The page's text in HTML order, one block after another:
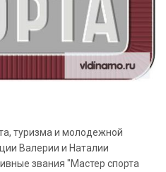
туризма и молодежной
Валерии и Наталии
звания "Мастер спорта